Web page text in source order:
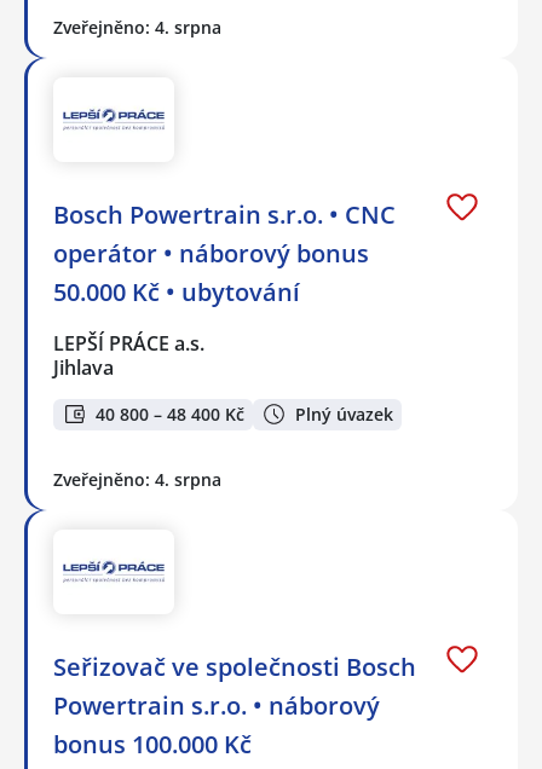
Zveřejněno: 4. srpna
Bosch Powertrain s.r.o. • CNC
operátor • náborový bonus
50.000 Kč • ubytování
LEPŠÍ PRÁCE a.s.
Jihlava
40 800 – 48 400 Kč Plný úvazek
Zveřejněno: 4. srpna
Seřizovač ve společnosti Bosch
Powertrain s.r.o. • náborový
bonus 100.000 Kč